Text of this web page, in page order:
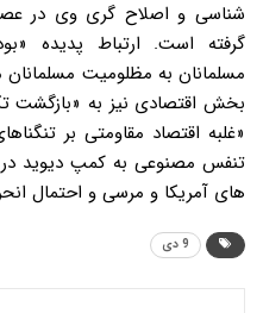
گرفته است. ارتباط پدیده
مسلمانان به مظلومیت مسلمانان
بخش اقتصادی نیز به «بازگشت
«غلبه اقتصاد مقاومتی بر
تنفس مصنوعی به کمپ دیوید
های آمریکا و مرسی و احتمال
9 دی